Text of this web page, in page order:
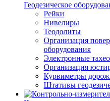
Геодезическое
Рейки
Нивелиры
Теодолиты
Организация
оборудования
Электронные
Организация
Курвиметры
Штативы